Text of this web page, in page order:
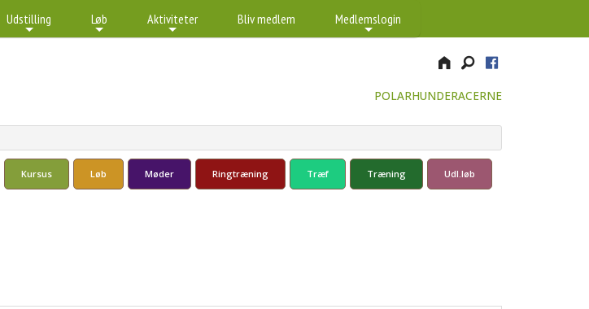
Udstilling Løb Aktiviteter Bliv medlem Medlemslogin
POLARHUNDERACERNE
Kursus Løb Møder Ringtræning Træf Træning Udl.løb